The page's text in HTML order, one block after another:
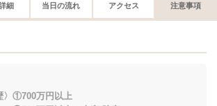
細 当日の流れ アクセス 注意事項
〉①700万円以上